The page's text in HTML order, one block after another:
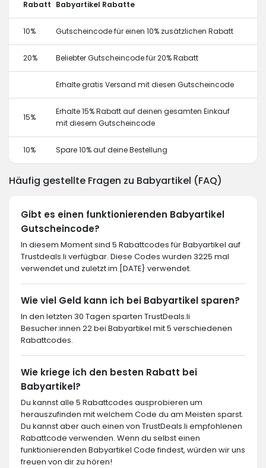
Rabatt Babyartikel Rabatte
10% Gutscheincode für einen 10% zusätzlichen Rabatt
20% Beliebter Gutscheincode für 20% Rabatt
Erhalte gratis Versand mit diesen Gutscheincode
15%
Erhalte 15% Rabatt auf deinen gesamten Einkauf
mit diesem Gutscheincode
10% Spare 10% auf deine Bestellung
Häufig gestellte Fragen zu Babyartikel (FAQ)
Gibt es einen funktionierenden Babyartikel
Gutscheincode?
In diesem Moment sind 5 Rabattcodes für Babyartikel auf
Trustdeals.li verfügbar. Diese Codes wurden 3225 mal
verwendet und zuletzt im [DATE} verwendet.
Wie viel Geld kann ich bei Babyartikel sparen?
In den letzten 30 Tagen sparten TrustDeals.li
Besucher:innen 22 bei Babyartikel mit 5 verschiedenen
Rabattcodes.
Wie kriege ich den besten Rabatt bei
Babyartikel?
Du kannst alle 5 Rabattcodes ausprobieren um
herauszufinden mit welchem Code du am Meisten sparst.
Du kannst aber auch einen von TrustDeals.li empfohlenen
Rabattcode verwenden. Wenn du selbst einen
funktionierenden Babyartikel Code findest, würden wir uns
freuen von dir zu hören!